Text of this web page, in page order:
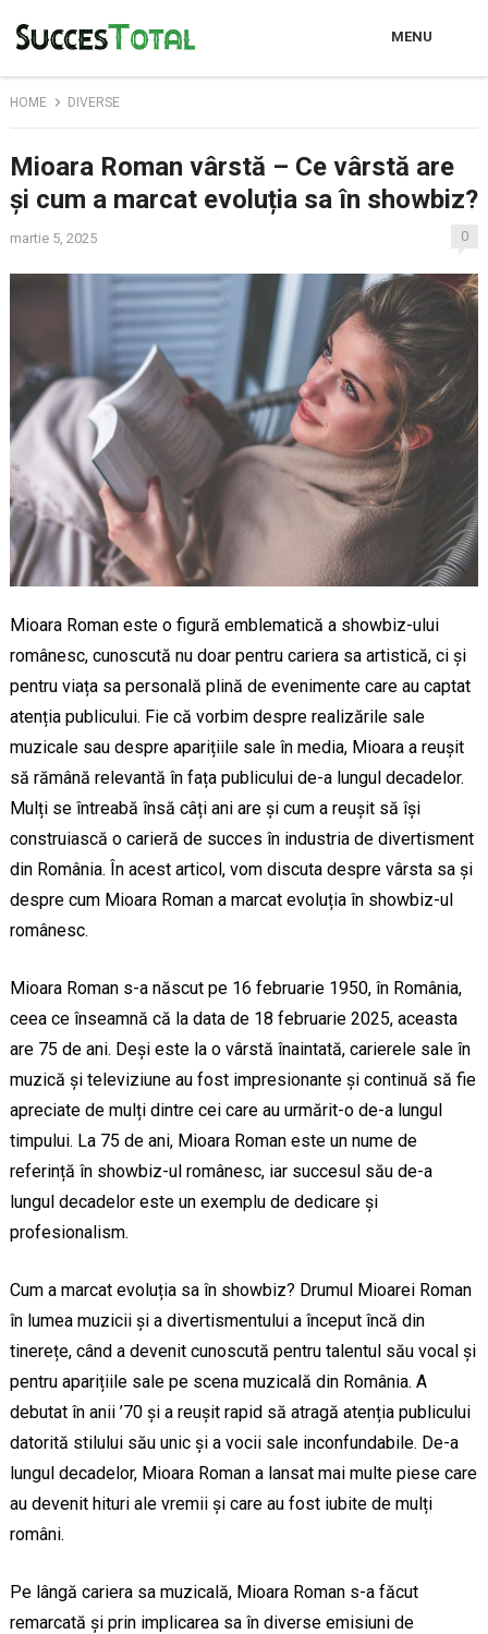
MENU
HOME DIVERSE
Mioara Roman vârstă – Ce vârstă are
și cum a marcat evoluția sa în showbiz?
martie 5, 2025 0
Mioara Roman este o figură emblematică a showbiz-ului
românesc, cunoscută nu doar pentru cariera sa artistică, ci și
pentru viața sa personală plină de evenimente care au captat
atenția publicului. Fie că vorbim despre realizările sale
muzicale sau despre aparițiile sale în media, Mioara a reușit
să rămână relevantă în fața publicului de-a lungul decadelor.
Mulți se întreabă însă câți ani are și cum a reușit să își
construiască o carieră de succes în industria de divertisment
din România. În acest articol, vom discuta despre vârsta sa și
despre cum Mioara Roman a marcat evoluția în showbiz-ul
românesc.
Mioara Roman s-a născut pe 16 februarie 1950, în România,
ceea ce înseamnă că la data de 18 februarie 2025, aceasta
are 75 de ani. Deși este la o vârstă înaintată, carierele sale în
muzică și televiziune au fost impresionante și continuă să fie
apreciate de mulți dintre cei care au urmărit-o de-a lungul
timpului. La 75 de ani, Mioara Roman este un nume de
referință în showbiz-ul românesc, iar succesul său de-a
lungul decadelor este un exemplu de dedicare și
profesionalism.
Cum a marcat evoluția sa în showbiz? Drumul Mioarei Roman
în lumea muzicii și a divertismentului a început încă din
tinerețe, când a devenit cunoscută pentru talentul său vocal și
pentru aparițiile sale pe scena muzicală din România. A
debutat în anii ’70 și a reușit rapid să atragă atenția publicului
datorită stilului său unic și a vocii sale inconfundabile. De-a
lungul decadelor, Mioara Roman a lansat mai multe piese care
au devenit hituri ale vremii și care au fost iubite de mulți
români.
Pe lângă cariera sa muzicală, Mioara Roman s-a făcut
remarcată și prin implicarea sa în diverse emisiuni de